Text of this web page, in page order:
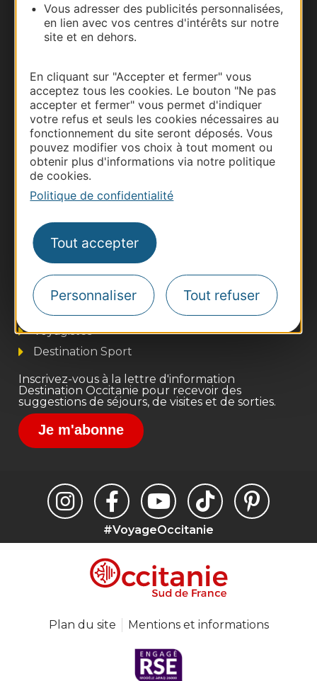
Vous adresser des publicités personnalisées,
en lien avec vos centres d'intérêts sur notre
site et en dehors.
En cliquant sur "Accepter et fermer" vous
acceptez tous les cookies. Le bouton "Ne pas
accepter et fermer" vous permet d'indiquer
votre refus et seuls les cookies nécessaires au
fonctionnement du site seront déposés. Vous
pouvez modifier vos choix à tout moment ou
obtenir plus d'informations via notre politique
de cookies.
Politique de confidentialité
Tout accepter
Personnaliser Tout refuser
Nous contacter
Carte interactive
Documentation
Thermalisme
Pros d'Occitanie
Site presse et d'influence
Voyagistes
Destination Sport
Inscrivez-vous à la lettre d'information
Destination Occitanie pour recevoir des
suggestions de séjours, de visites et de sorties.
Je m'abonne
#VoyageOccitanie
Plan du site Mentions et informations